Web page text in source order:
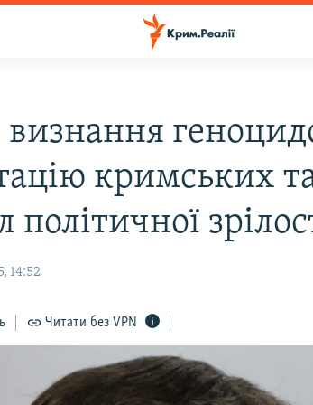
визнання
кримських
політичної
14:52
Читати без VPN